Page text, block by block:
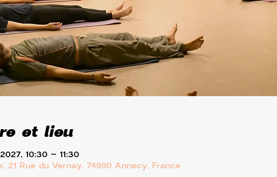
et lieu
10:30 – 11:30
21 Rue du Vernay, 74960 Annecy, France